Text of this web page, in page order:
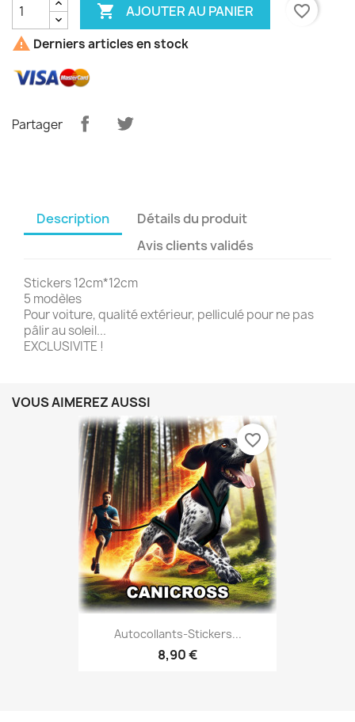
 AJOUTER AU PANIER
favorite_border
 Derniers articles en stock
Partager
Description
Détails du produit
Avis clients validés
Stickers 12cm*12cm
5 modèles
Pour voiture, qualité extérieur, pelliculé pour ne pas
pâlir au soleil...
EXCLUSIVITE !
VOUS AIMEREZ AUSSI
Autocollants-Stickers...
8,90 €
favorite_border